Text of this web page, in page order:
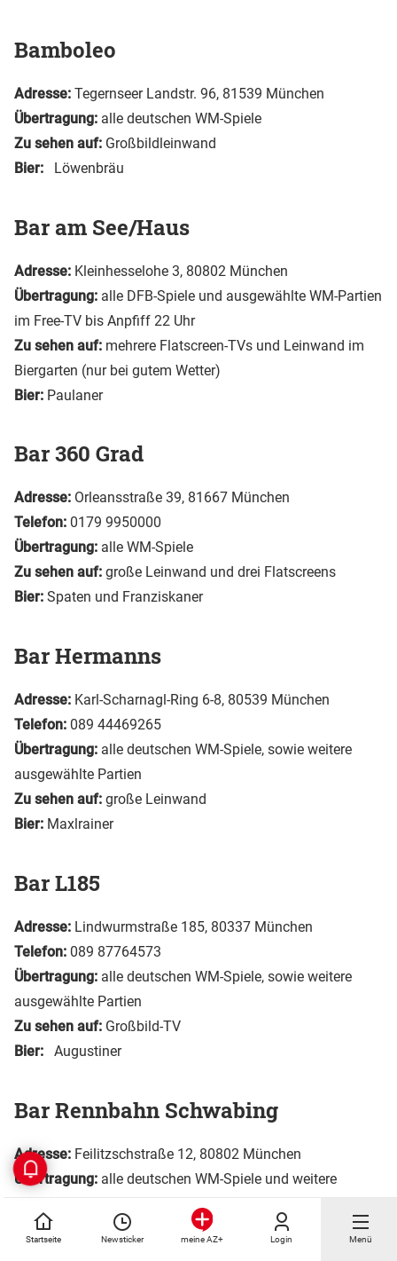
Startseite Newsticker meine AZ+ Login Menü
Bamboleo
Adresse: Tegernseer Landstr. 96, 81539 München
Übertragung: alle deutschen WM-Spiele
Zu sehen auf: Großbildleinwand
Bier: Löwenbräu
Bar am See/Haus
Adresse: Kleinhesselohe 3, 80802 München
Übertragung: alle DFB-Spiele und ausgewählte WM-Partien
im Free-TV bis Anpfiff 22 Uhr
Zu sehen auf: mehrere Flatscreen-TVs und Leinwand im
Biergarten (nur bei gutem Wetter)
Bier: Paulaner
Bar 360 Grad
Adresse: Orleansstraße 39, 81667 München
Telefon: 0179 9950000
Übertragung: alle WM-Spiele
Zu sehen auf: große Leinwand und drei Flatscreens
Bier: Spaten und Franziskaner
Bar Hermanns
Adresse: Karl-Scharnagl-Ring 6-8, 80539 München
Telefon: 089 44469265
Übertragung: alle deutschen WM-Spiele, sowie weitere
ausgewählte Partien
Zu sehen auf: große Leinwand
Bier: Maxlrainer
Bar L185
Adresse: Lindwurmstraße 185, 80337 München
Telefon: 089 87764573
Übertragung: alle deutschen WM-Spiele, sowie weitere
ausgewählte Partien
Zu sehen auf: Großbild-TV
Bier: Augustiner
Bar Rennbahn Schwabing
Adresse: Feilitzschstraße 12, 80802 München
Übertragung: alle deutschen WM-Spiele und weitere
ausgewählte Spiele
Zu sehen auf:
drei Leinwand innen und außen